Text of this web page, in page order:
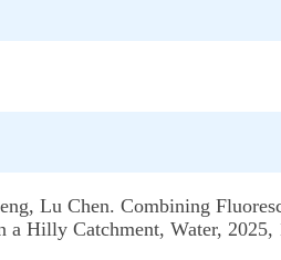
Lu Chen. Combining
a Hilly Catchment, Water, 2025,